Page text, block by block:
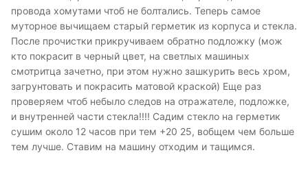
провода хомутами чтоб не болтались. Теперь самое
муторное вычищаем старый герметик из корпуса и стекла.
После прочистки прикручиваем обратно подложку (мож
кто покрасит в черный цвет, на светлых машиных
смотритца зачетно, при этом нужно зашкурить весь хром,
загрунтовать и покрасить матовой краской) Еще раз
проверяем чтоб небыло следов на отражателе, подложке,
и внутренней части стекла!!!! Садим стекло на герметик
сушим около 12 часов при тем +20 25, вобщем чем больше
тем лучше. Ставим на машину отходим и тащимся.